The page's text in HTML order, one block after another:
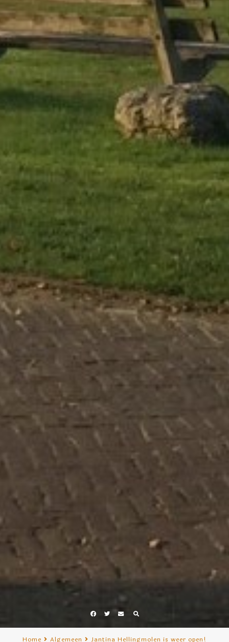
Facebook
TwitterE-
Home Algemeen Jantina Hellingmolen is weer open!